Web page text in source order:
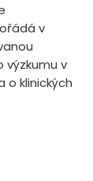
v
výzkumu v
o klinických